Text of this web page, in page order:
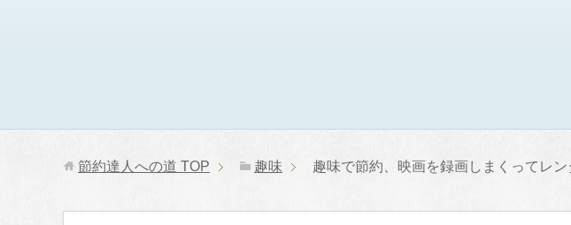
節約達人への道 TOP 趣味 趣味で節約、映画を録画しまくってレン